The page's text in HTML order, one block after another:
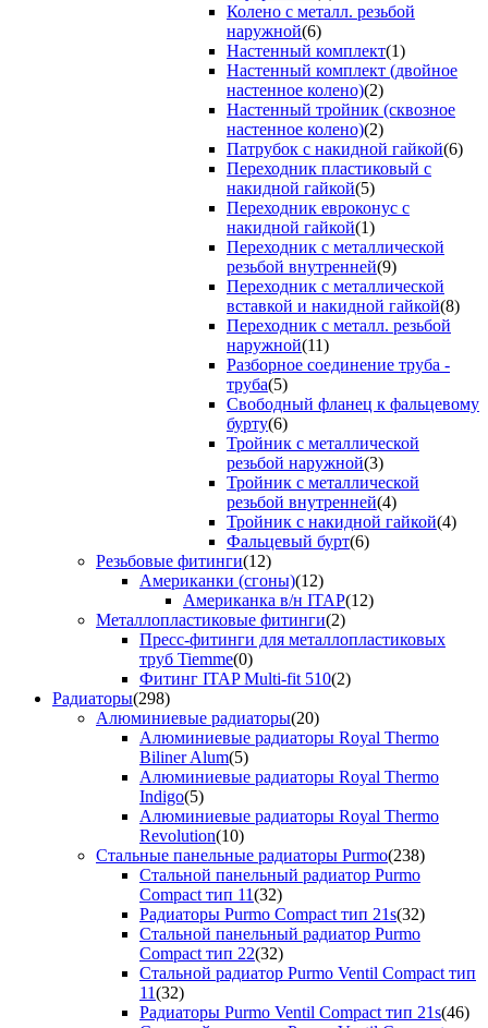
Колено с металл. резьбой
наружной(6)
Настенный комплект(1)
Настенный комплект (двойное
настенное колено)(2)
Настенный тройник (сквозное
настенное колено)(2)
Патрубок с накидной гайкой(6)
Переходник пластиковый с
накидной гайкой(5)
Переходник евроконус с
накидной гайкой(1)
Переходник с металлической
резьбой внутренней(9)
Переходник с металлической
вставкой и накидной гайкой(8)
Переходник с металл. резьбой
наружной(11)
Разборное соединение труба -
труба(5)
Свободный фланец к фальцевому
бурту(6)
Тройник с металлической
резьбой наружной(3)
Тройник с металлической
резьбой внутренней(4)
Тройник с накидной гайкой(4)
Фальцевый бурт(6)
Резьбовые фитинги(12)
Американки (сгоны)(12)
Американка в/н ITAP(12)
Металлопластиковые фитинги(2)
Пресс-фитинги для металлопластиковых
труб Tiemme(0)
Фитинг ITAP Multi-fit 510(2)
Радиаторы(298)
Алюминиевые радиаторы(20)
Алюминиевые радиаторы Royal Thermo
Biliner Alum(5)
Алюминиевые радиаторы Royal Thermo
Indigo(5)
Алюминиевые радиаторы Royal Thermo
Revolution(10)
Стальные панельные радиаторы Purmo(238)
Стальной панельный радиатор Purmo
Compact тип 11(32)
Радиаторы Purmo Compact тип 21s(32)
Стальной панельный радиатор Purmo
Compact тип 22(32)
Стальной радиатор Purmo Ventil Compact тип
11(32)
Радиаторы Purmo Ventil Compact тип 21s(46)